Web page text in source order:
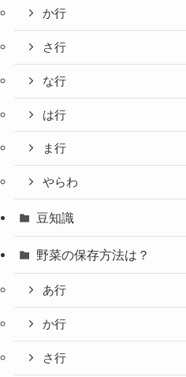
か行
さ行
な行
は行
ま行
やらわ
豆知識
野菜の保存方法は？
あ行
か行
さ行